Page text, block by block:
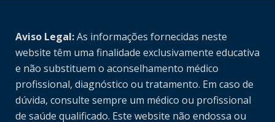
Aviso Legal:As informações fornecidas neste
website têm uma finalidade exclusivamente educativa
e não substituem o aconselhamento médico
profissional, diagnóstico ou tratamento. Em caso de
dúvida, consulte sempre um médico ou profissional
de saúde qualificado. Este website não endossa ou